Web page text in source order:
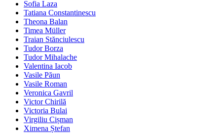
Sofia Laza
Tatiana Constantinescu
Theona Balan
Timea Müller
Traian Stănciulescu
Tudor Borza
Tudor Mihalache
Valentina Iacob
Vasile Păun
Vasile Roman
Veronica Gavril
Victor Chirilă
Victoria Bulai
Virgiliu Cișman
Ximena Ștefan